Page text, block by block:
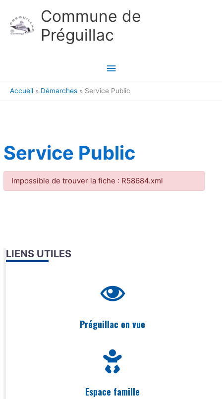
Commune de
Préguillac
Menu
principal
Accueil Démarches Service Public
Service Public
Impossible de trouver la fiche : R58684.xml
LIENS UTILES
Préguillac en vue
Espace famille